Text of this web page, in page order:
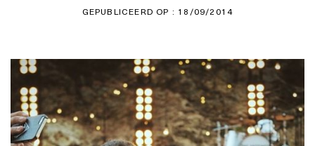
GEPUBLICEERD OP : 18/09/2014